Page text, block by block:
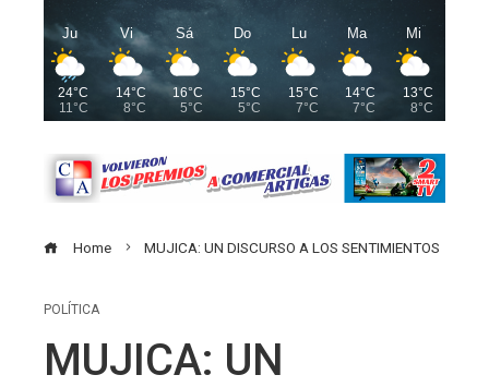
Ju
24°C
11°C
Vi
14°C
8°C
Sá
16°C
5°C
Do
15°C
5°C
Lu
15°C
7°C
Ma
14°C
7°C
Mi
13°C
8°C
Home MUJICA: UN DISCURSO A LOS SENTIMIENTOS
POLÍTICA
MUJICA: UN